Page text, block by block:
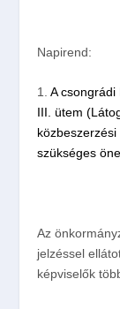
Napirend:
1.
A
III. ütem
szükséges
Az
jelzéssel
képviselők